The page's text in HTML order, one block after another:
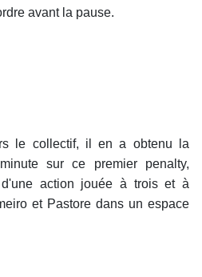
avant la pause.
le collectif, il en a obtenu la
sur ce premier penalty,
action jouée à trois et à
et Pastore dans un espace